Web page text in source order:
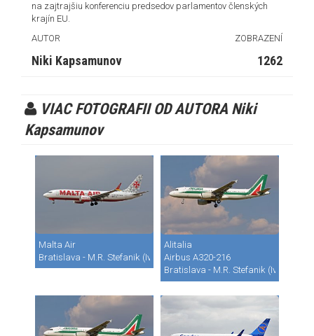
na zajtrajšiu konferenciu predsedov parlamentov členských
krajín EU.
AUTOR
ZOBRAZENÍ
Niki Kapsamunov 1262
VIAC FOTOGRAFII OD AUTORA Niki
Kapsamunov
Malta Air
Bratislava - M.R. Stefanik (Ivanka) (BTS / LZIB)
Alitalia
Airbus A320-216
Bratislava - M.R. Stefanik (Ivanka)